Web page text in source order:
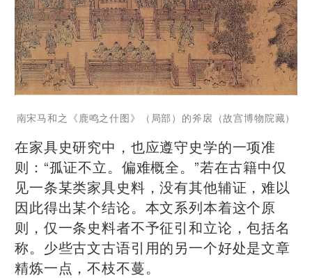
南宋马和之《鹿鸣之什图》（局部）的斧扆（故宫博物院藏）
在家具史研究中，也应遵守史学的一项准
则：“孤证不立。偏难概全。”若在古籍中仅
见一条某类家具史料，没有其他辅证，难以
因此得出某个结论。本文系列本着这个原
则，仅一条史料者不予征引和立论，包括名
称。少些古文古语引用的另一个好处是文章
精炼一点，不枝不蔓。